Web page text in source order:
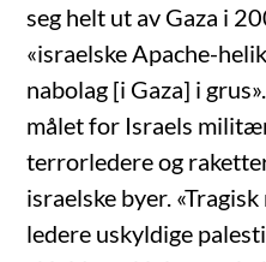
seg helt ut av Gaza i
«israelske Apache-
nabolag [i Gaza] i
målet for Israels
terrorledere og
israelske byer.
ledere uskyldige